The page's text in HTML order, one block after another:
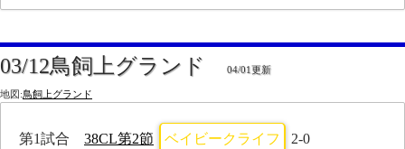
03/12鳥飼上グランド 04/01更新
地図:鳥飼上グランド
第1試合 38CL第2節 ベイビークライフ 2-0